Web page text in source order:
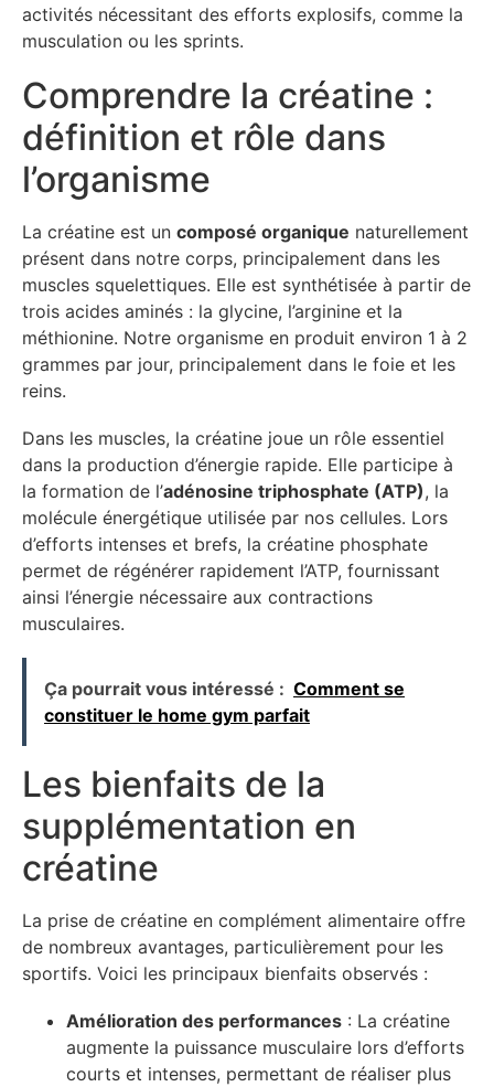
activités nécessitant des efforts explosifs, comme la
musculation ou les sprints.
Comprendre la créatine :
définition et rôle dans
l’organisme
La créatine est un composé organique naturellement
présent dans notre corps, principalement dans les
muscles squelettiques. Elle est synthétisée à partir de
trois acides aminés : la glycine, l’arginine et la
méthionine. Notre organisme en produit environ 1 à 2
grammes par jour, principalement dans le foie et les
reins.
Dans les muscles, la créatine joue un rôle essentiel
dans la production d’énergie rapide. Elle participe à
la formation de l’adénosine triphosphate (ATP), la
molécule énergétique utilisée par nos cellules. Lors
d’efforts intenses et brefs, la créatine phosphate
permet de régénérer rapidement l’ATP, fournissant
ainsi l’énergie nécessaire aux contractions
musculaires.
Ça pourrait vous intéressé : Comment se
constituer le home gym parfait
Les bienfaits de la
supplémentation en
créatine
La prise de créatine en complément alimentaire offre
de nombreux avantages, particulièrement pour les
sportifs. Voici les principaux bienfaits observés :
Amélioration des performances : La créatine
augmente la puissance musculaire lors d’efforts
courts et intenses, permettant de réaliser plus